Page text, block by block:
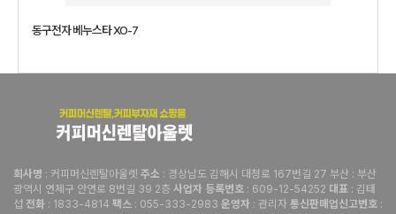
동구전자 베누스타 XO-7
회사명 : 커피머신렌탈아울렛 주소 : 경상남도 김해시 대청로 167번길 27 부산 : 부산
광역시 연제구 안연로 8번길 39 2층 사업자 등록번호 : 609-12-54252 대표 : 김태
섭 전화 : 1833-4814 팩스 : 055-333-2983 운영자 : 관리자 통신판매업신고번호 :